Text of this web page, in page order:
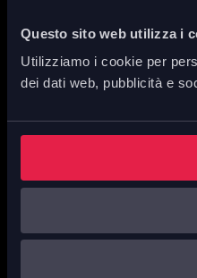
Questo sito web utilizza i
Utilizziamo i cookie per
dei dati web, pubblicità e